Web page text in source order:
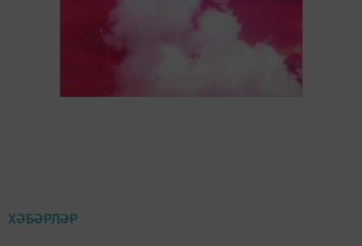
ХӘБӘРЛӘР